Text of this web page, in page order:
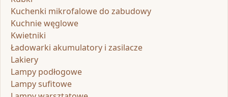
Kuchenki mikrofalowe do zabudowy
Kuchnie węglowe
Kwietniki
Ładowarki akumulatory i zasilacze
Lakiery
Lampy podłogowe
Lampy sufitowe